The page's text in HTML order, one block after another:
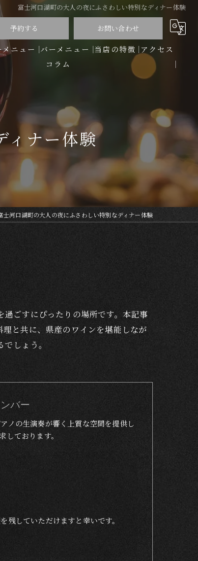
富士河口湖町の大人の夜にふさわしい特別なディナー体験
予約する お問い合わせ
ニュー バーメニュー 当店の特徴
ディナー
ワイン
アクセス
コラム
ィナー体験
士河口湖町の大人の夜にふさわしい特別なディナー体験
ごすにぴったりの場所です。本記事
と共に、県産のワインを堪能しなが
しょう。
バー
ノの生演奏が響く上質な空間を提供し
ております。
していただけますと幸いです。